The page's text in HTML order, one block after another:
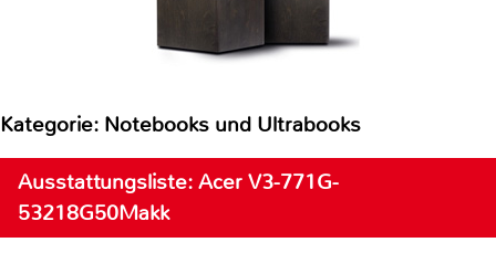
Kategorie: Notebooks und Ultrabooks
Ausstattungsliste: Acer V3-771G-
53218G50Makk